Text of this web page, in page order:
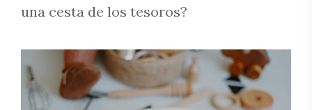
una cesta de los tesoros?